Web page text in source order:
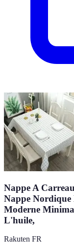
Nappe A
Nappe Nordique
Moderne
L'huile,
Rakuten FR